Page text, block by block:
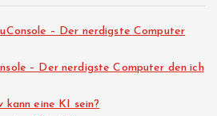
– Der nerdigste Computer
– Der nerdigste Computer den ich
kann eine KI sein?